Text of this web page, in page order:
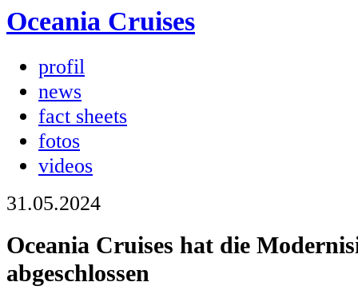
Oceania Cruises
profil
news
fact sheets
fotos
videos
31.05.2024
Oceania Cruises hat die
abgeschlossen